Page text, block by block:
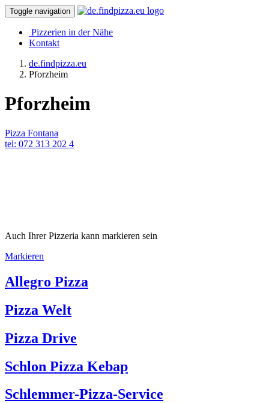
Toggle navigation
Pizzerien in der Nähe
Kontakt
de.findpizza.eu
Pforzheim
Pforzheim
Pizza Fontana
tel: 072 313 202 4
Auch Ihrer Pizzeria kann markieren sein
Markieren
Allegro Pizza
Pizza Welt
Pizza Drive
Schlon Pizza Kebap
Schlemmer-Pizza-Service